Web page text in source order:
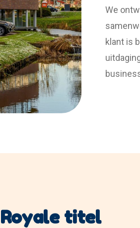
We
klant is
Royale titel